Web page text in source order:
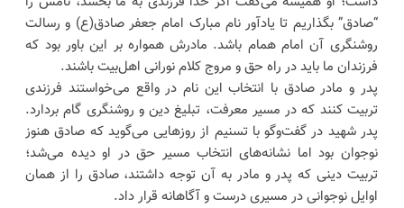
“صادق” بگذاریم تا یادآور نام مبارک امام جعفر صادق(ع) و رسالت
روشنگری آن امام همام باشد. مادرش همواره بر این باور بود که
فرزندان ما باید در راه حق و مروج کلام نورانی اهل‌بیت باشند.
پدر و مادر صادق با انتخاب این نام در واقع می‌خواستند فرزندی
تربیت کنند که در مسیر معرفت، تبلیغ دین و روشنگری گام بردارد.
پدر شهید در گفت‌وگو با تسنیم از روزهایی می‌گوید که صادق هنوز
نوجوان بود اما نشانه‌های انتخاب مسیر حق در او دیده می‌شد؛
تربیت دینی که پدر و مادر به آن توجه داشتند، صادق را از همان
اوایل نوجوانی در مسیری درست و آگاهانه قرار داد.